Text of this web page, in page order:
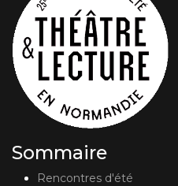
Sommaire
Rencontres d'été